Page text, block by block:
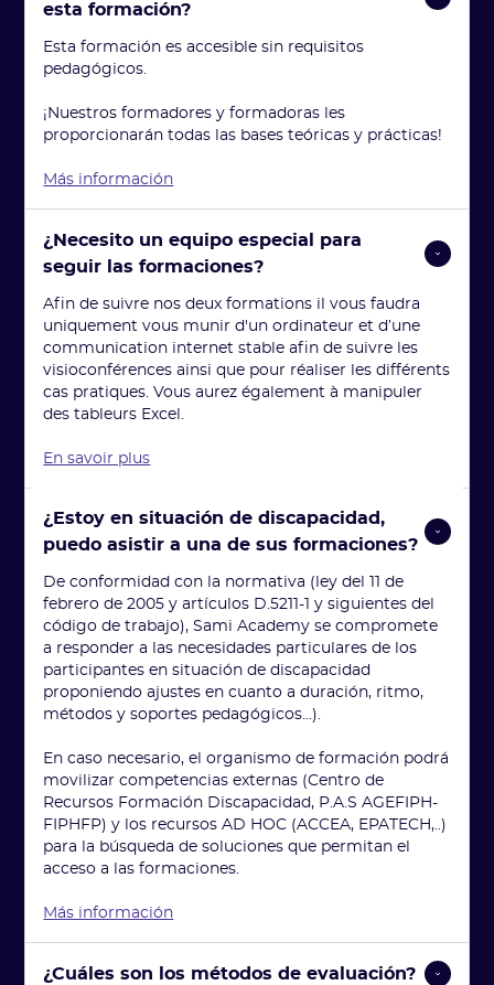
esta formación?
Esta formación es accesible sin requisitos
pedagógicos.
¡Nuestros formadores y formadoras les
proporcionarán todas las bases teóricas y prácticas!
Más información
¿Necesito un equipo especial para
seguir las formaciones?
Afin de suivre nos deux formations il vous faudra
uniquement vous munir d'un ordinateur et d’une
communication internet stable afin de suivre les
visioconférences ainsi que pour réaliser les différents
cas pratiques. Vous aurez également à manipuler
des tableurs Excel.
En savoir plus
¿Estoy en situación de discapacidad,
puedo asistir a una de sus formaciones?
De conformidad con la normativa (ley del 11 de
febrero de 2005 y artículos D.5211-1 y siguientes del
código de trabajo), Sami Academy se compromete
a responder a las necesidades particulares de los
participantes en situación de discapacidad
proponiendo ajustes en cuanto a duración, ritmo,
métodos y soportes pedagógicos...).
En caso necesario, el organismo de formación podrá
movilizar competencias externas (Centro de
Recursos Formación Discapacidad, P.A.S AGEFIPH-
FIPHFP) y los recursos AD HOC (ACCEA, EPATECH,..)
para la búsqueda de soluciones que permitan el
acceso a las formaciones.
Más información
¿Cuáles son los métodos de evaluación?